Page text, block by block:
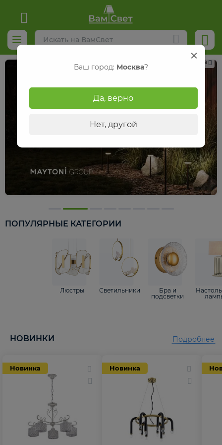
Реклама
ПОПУЛЯРНЫЕ КАТЕГОРИИ
Люстры Светильники
Бра и
подсветки
НОВИНКИ
Новинка Новинка
Подробнее
Ваш город: Москва?
Да, верно
Нет, другой